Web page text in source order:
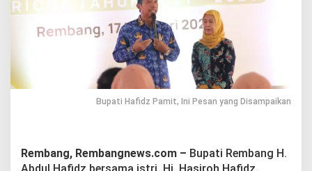
z
P
a
m
i
t
,
n
s
Bupati Hafidz Pamit, Ini Pesan yang Disampaikan
Rembang, Rembangnews.com – Bupati Rembang H.
Abdul Hafidz bersama istri, Hj. Hasiroh Hafidz,